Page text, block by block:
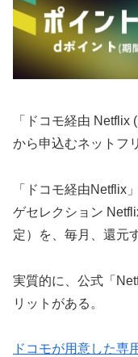
「ドコモ経由
から申込むネットフ
「ドコモ経由Netflix
ゲセレクション
定）を、毎月、還元
実質的に、公式「
リットがある。
ドコモが用意した専